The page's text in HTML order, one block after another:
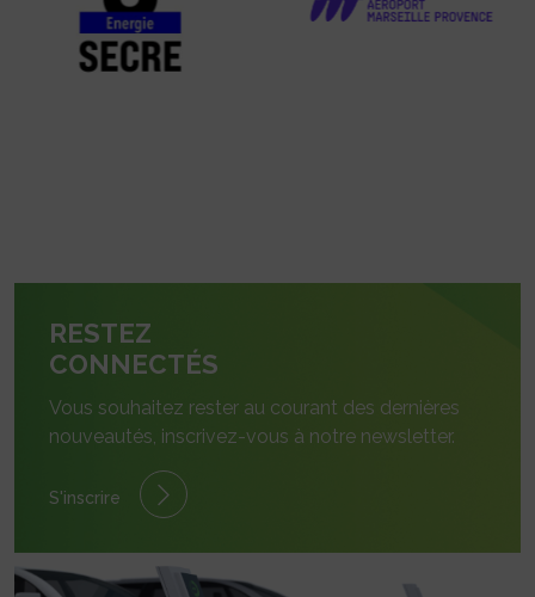
RESTEZ
CONNECTÉS
Vous souhaitez rester au courant des dernières
nouveautés, inscrivez-vous à notre newsletter.
S'inscrire